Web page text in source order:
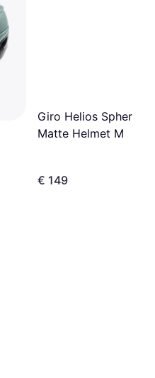
Giro Helios Spherical
Matte Helmet M
€ 149